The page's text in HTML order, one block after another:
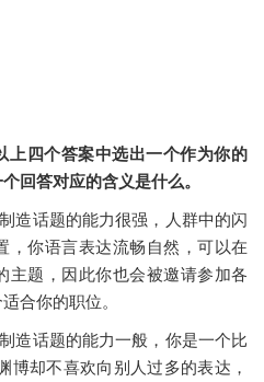
上四个答案中选出一个作为你的
回答对应的含义是什么。
造话题的能力很强，人群中的闪
，你语言表达流畅自然，可以在
主题，因此你也会被邀请参加各
合你的职位。
造话题的能力一般，你是一个比
博却不喜欢向别人过多的表达，